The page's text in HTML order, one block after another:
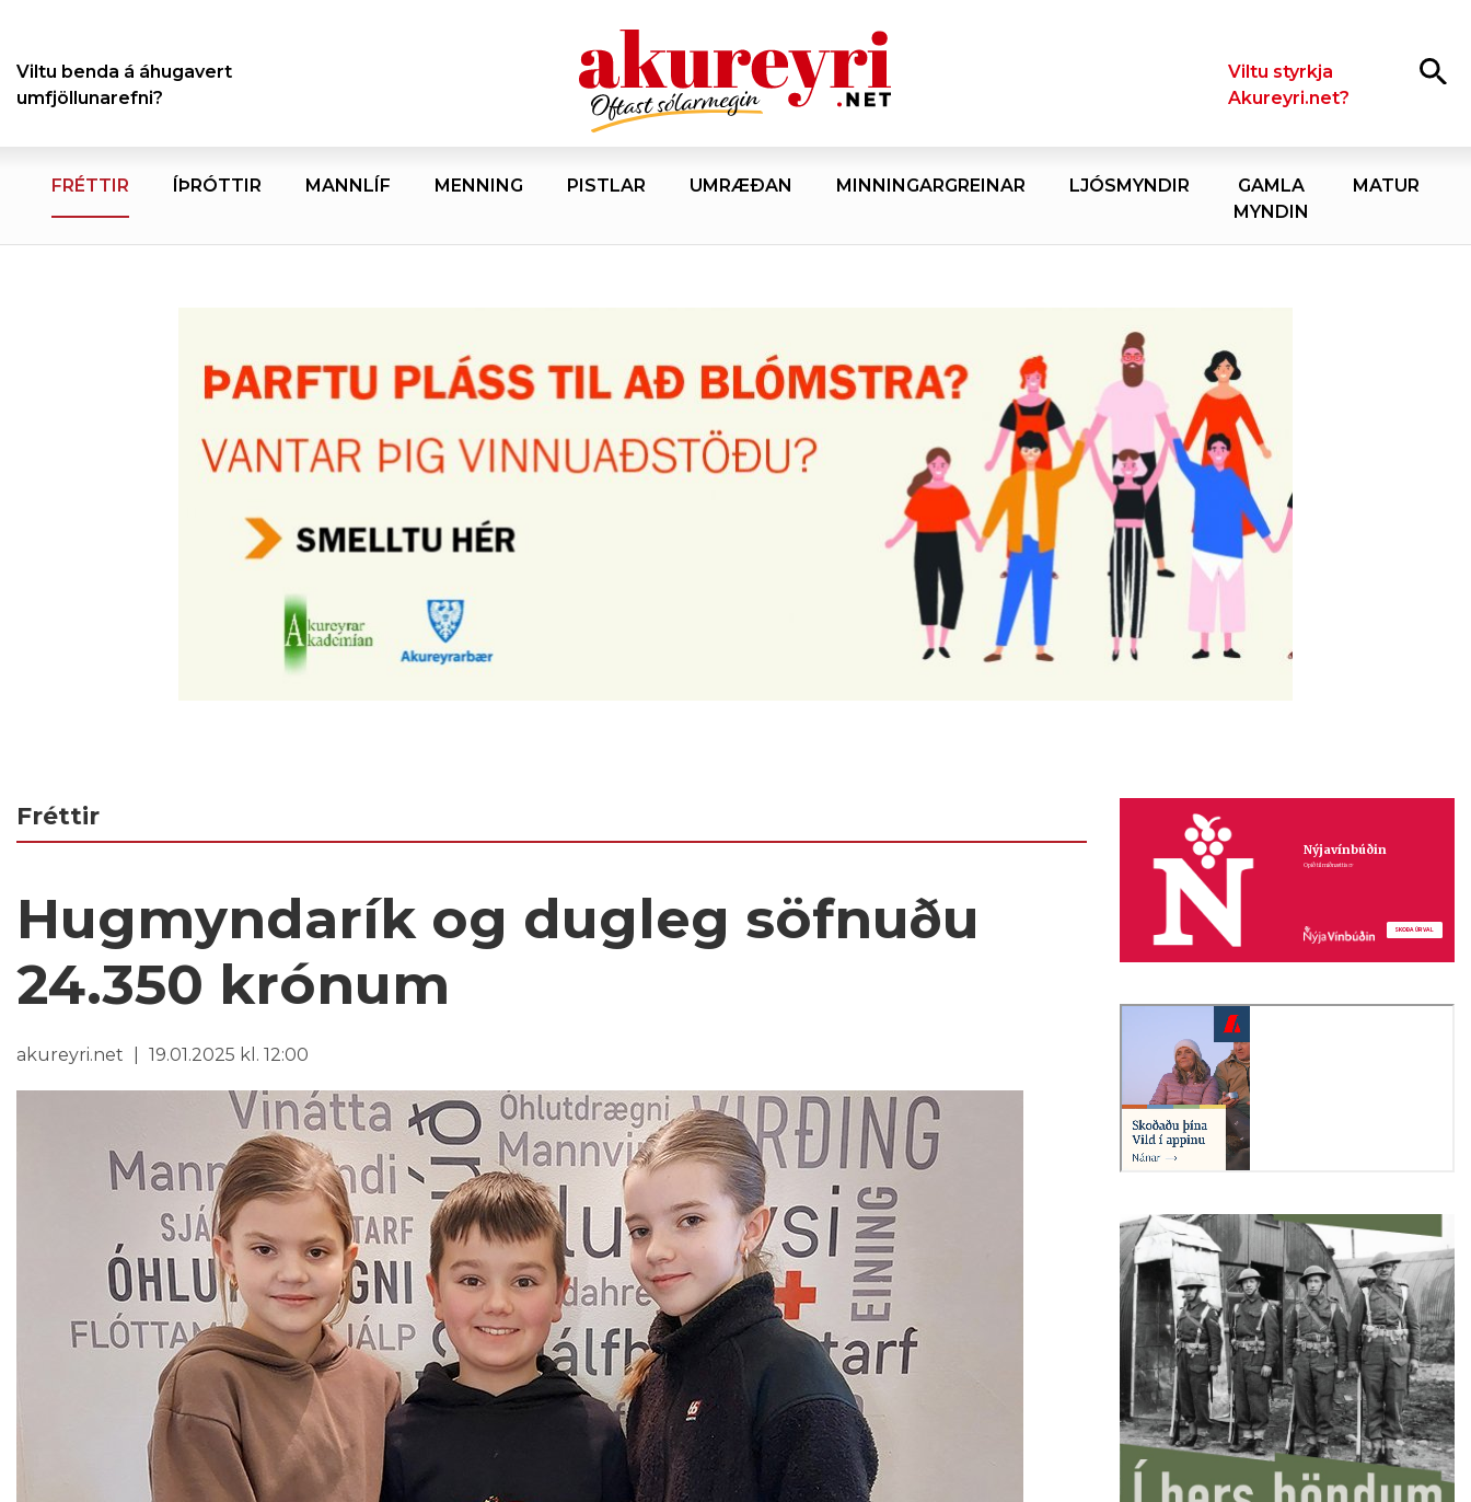
Leita
Viltu benda á áhugavert
umfjöllunarefni?
Viltu styrkja
Akureyri.net?
FRÉTTIR ÍÞRÓTTIR MANNLÍF MENNING PISTLAR UMRÆÐAN MINNINGARGREINAR LJÓSMYNDIR
GAMLA
MYNDIN
MATUR
Fréttir
Hugmyndarík og dugleg söfnuðu
24.350 krónum
akureyri.net 19.01.2025 kl. 12:00